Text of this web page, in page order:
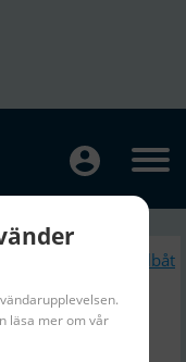
Liknande Segelbåt
läsa mer om vår